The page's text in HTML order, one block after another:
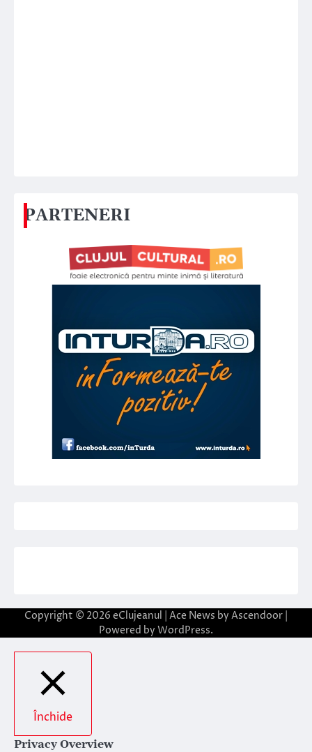
PARTENERI
Copyright © 2026 eClujeanul | Ace News by Ascendoor
Powered by WordPress.
Închide
Privacy Overview